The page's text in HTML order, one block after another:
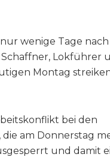
wenige Tage nach
Lokführer
Montag
bei den
am Donnerstag
und damit